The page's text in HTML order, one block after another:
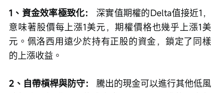
1、資金效率極致化：
深實值期權的Delta值接近1，
意味著股價每上漲1美元，期權價格也幾乎上漲1美
元。佩洛西用遠少於持有正股的資金，鎖定了同樣
的上漲收益。
2、自帶槓桿與防守：
騰出的現金可以進行其他低風